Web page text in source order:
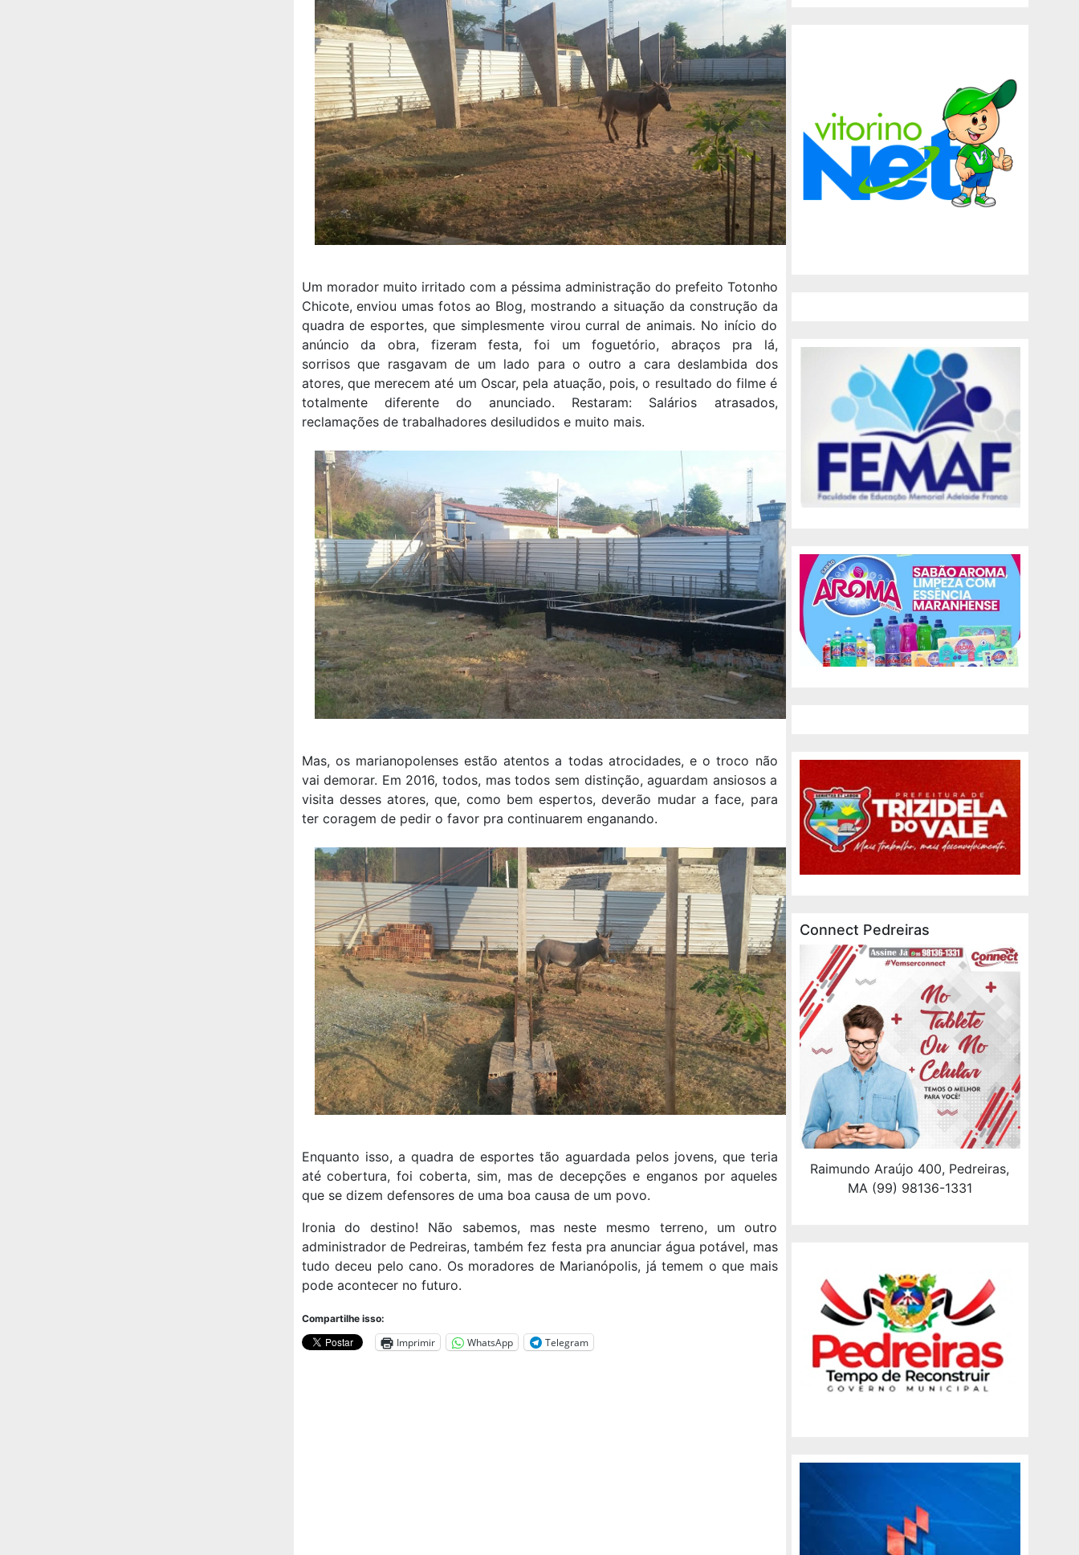
Um morador muito irritado com a péssima administração do prefeito Totonho
Chicote, enviou umas fotos ao Blog, mostrando a situação da construção da
quadra de esportes, que simplesmente virou curral de animais. No início do
anúncio da obra, fizeram festa, foi um foguetório, abraços pra lá,
sorrisos que rasgavam de um lado para o outro a cara deslambida dos
atores, que merecem até um Oscar, pela atuação, pois, o resultado do filme é
totalmente diferente do anunciado. Restaram: Salários atrasados,
reclamações de trabalhadores desiludidos e muito mais.
Mas, os marianopolenses estão atentos a todas atrocidades, e o troco não
vai demorar. Em 2016, todos, mas todos sem distinção, aguardam ansiosos a
visita desses atores, que, como bem espertos, deverão mudar a face, para
ter coragem de pedir o favor pra continuarem enganando.
Enquanto isso, a quadra de esportes tão aguardada pelos jovens, que teria
até cobertura, foi coberta, sim, mas de decepções e enganos por aqueles
que se dizem defensores de uma boa causa de um povo.
Ironia do destino! Não sabemos, mas neste mesmo terreno, um outro
administrador de Pedreiras, também fez festa pra anunciar água potável, mas
tudo deceu pelo cano. Os moradores de Marianópolis, já temem o que mais
pode acontecer no futuro.
Compartilhe isso:
Imprimir WhatsApp Telegram
Connect Pedreiras
Raimundo Araújo 400, Pedreiras,
MA (99) 98136-1331